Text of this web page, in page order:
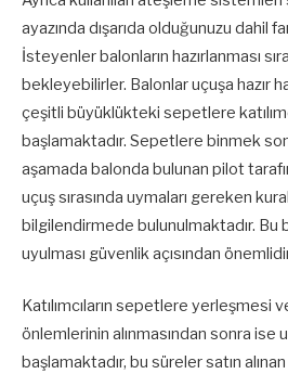
ayazında dışarıda olduğunuzu dahil
İsteyenler balonların hazırlanması
bekleyebilirler. Balonlar uçuşa hazır
çeşitli büyüklükteki sepetlere
başlamaktadır. Sepetlere binmek
aşamada balonda bulunan pilot
uçuş sırasında uymaları gereken
bilgilendirmede bulunulmaktadır. Bu
uyulması güvenlik açısından
Katılımcıların sepetlere yerleşmesi
önlemlerinin alınmasından sonra ise
başlamaktadır, bu süreler satın